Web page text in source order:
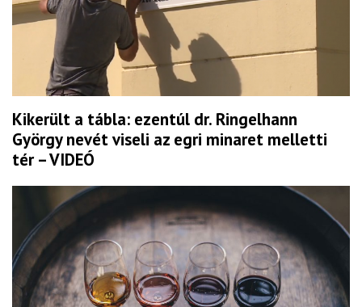
Kikerült a tábla: ezentúl dr. Ringelhann
György nevét viseli az egri minaret melletti
tér – VIDEÓ